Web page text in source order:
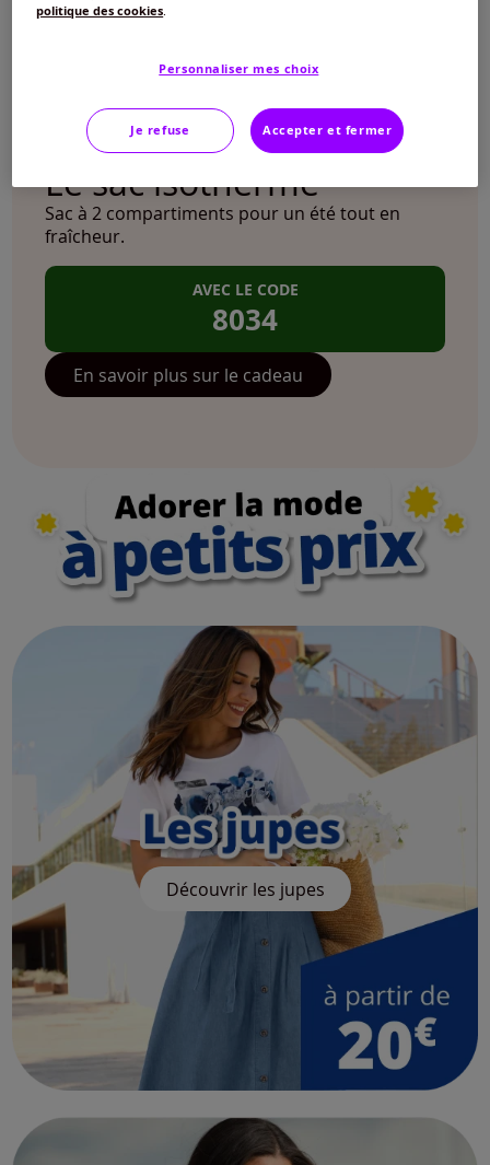
Le sac isotherme
AVEC LE CODE
8034
Sac à 2 compartiments pour un été tout en
fraîcheur.
En savoir plus sur le cadeau
Découvrir les jupes
politique des cookies.
Personnaliser mes choix
Je refuse Accepter et fermer